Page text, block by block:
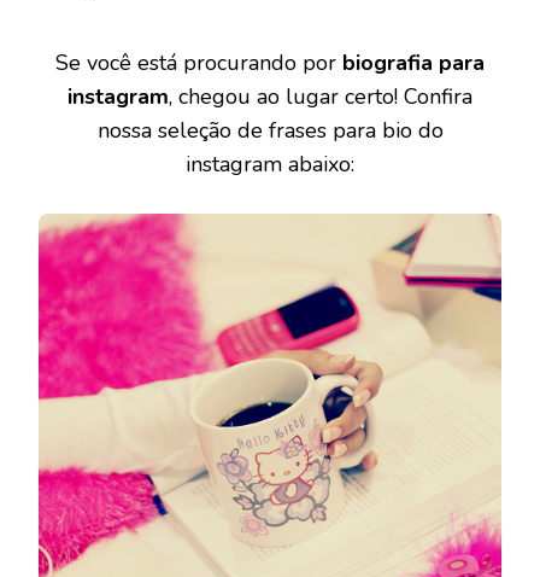
Se você está procurando por biografia para
instagram, chegou ao lugar certo! Confira
nossa seleção de frases para bio do
instagram abaixo: